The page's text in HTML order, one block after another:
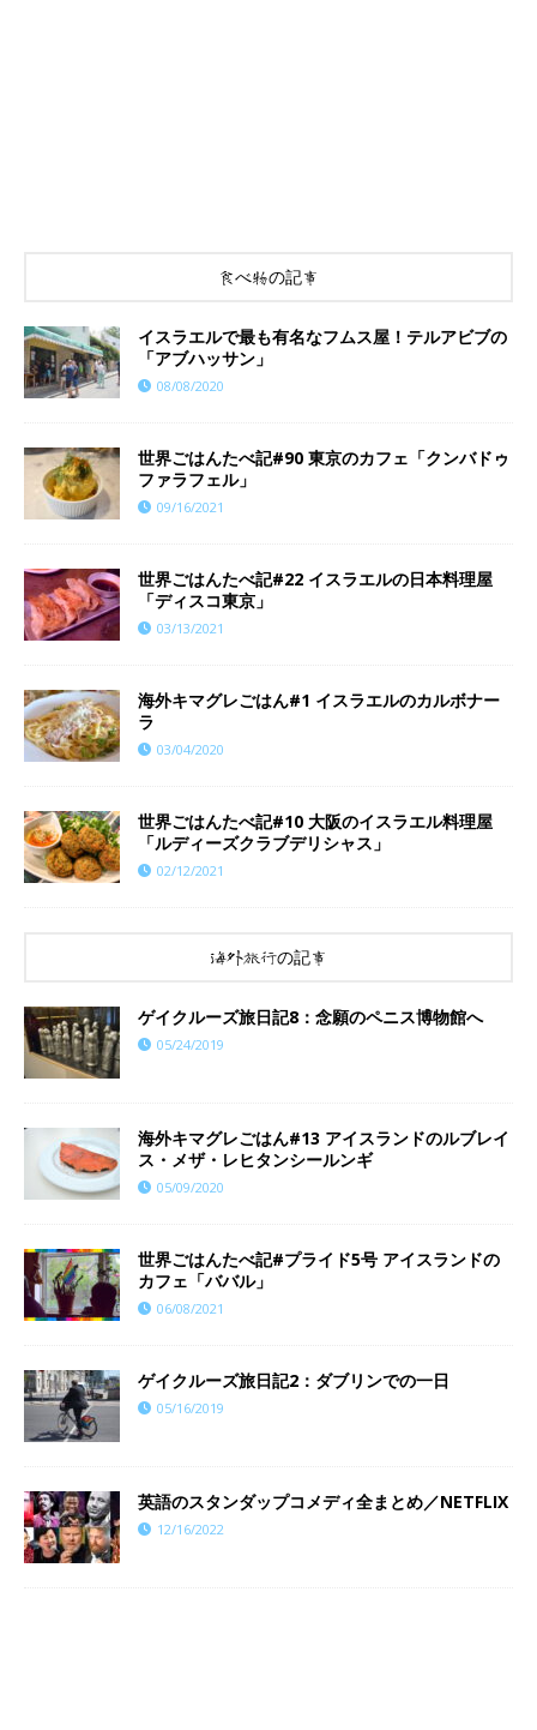
食べ物の記事
イスラエルで最も有名なフムス屋！テルアビブの
「アブハッサン」
08/08/2020
世界ごはんたべ記#90 東京のカフェ「クンバドゥ
ファラフェル」
09/16/2021
世界ごはんたべ記#22 イスラエルの日本料理屋
「ディスコ東京」
03/13/2021
海外キマグレごはん#1 イスラエルのカルボナー
ラ
03/04/2020
世界ごはんたべ記#10 大阪のイスラエル料理屋
「ルディーズクラブデリシャス」
02/12/2021
海外旅行の記事
ゲイクルーズ旅日記8：念願のペニス博物館へ
05/24/2019
海外キマグレごはん#13 アイスランドのルブレイ
ス・メザ・レヒタンシールンギ
05/09/2020
世界ごはんたべ記#プライド5号 アイスランドの
カフェ「ババル」
06/08/2021
ゲイクルーズ旅日記2：ダブリンでの一日
05/16/2019
英語のスタンダップコメディ全まとめ／NETFLIX
12/16/2022